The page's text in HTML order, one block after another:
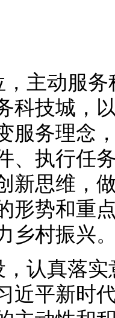
，主动服
科技城，
服务理念
、执行任
新思维，
形势和重
乡村振兴
，认真落
近平新时